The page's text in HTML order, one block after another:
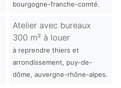
bourgogne-franche-comté.
Atelier avec bureaux
300 m² à louer
à reprendre thiers et
arrondissement, puy-de-
dôme, auvergne-rhône-alpes.